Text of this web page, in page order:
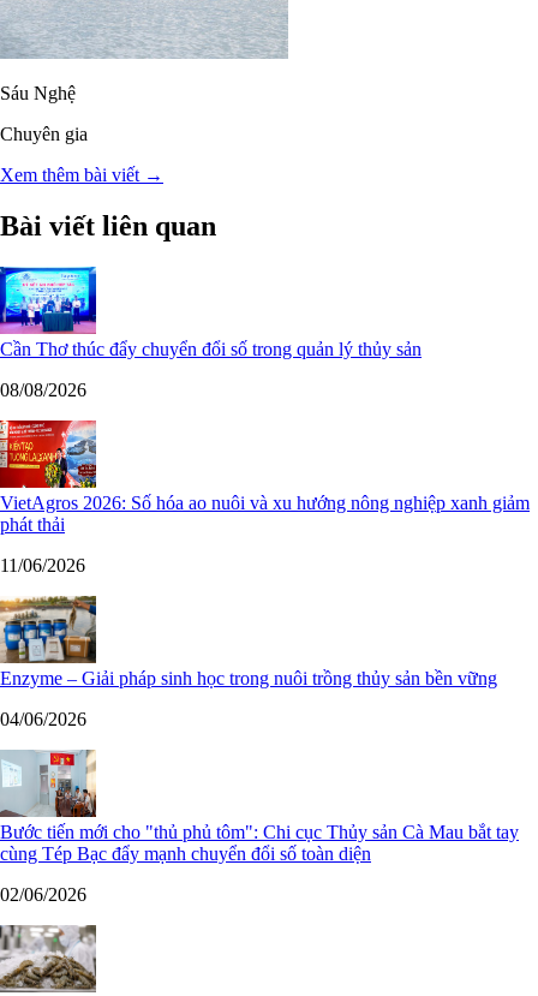
Sáu Nghệ
Chuyên gia
Xem thêm bài viết →
Bài viết liên quan
Cần Thơ thúc đẩy chuyển đổi số trong quản lý thủy sản
08/08/2026
VietAgros 2026: Số hóa ao nuôi và xu hướng nông nghiệp xanh giảm
phát thải
11/06/2026
Enzyme – Giải pháp sinh học trong nuôi trồng thủy sản bền vững
04/06/2026
Bước tiến mới cho "thủ phủ tôm": Chi cục Thủy sản Cà Mau bắt tay
cùng Tép Bạc đẩy mạnh chuyển đổi số toàn diện
02/06/2026